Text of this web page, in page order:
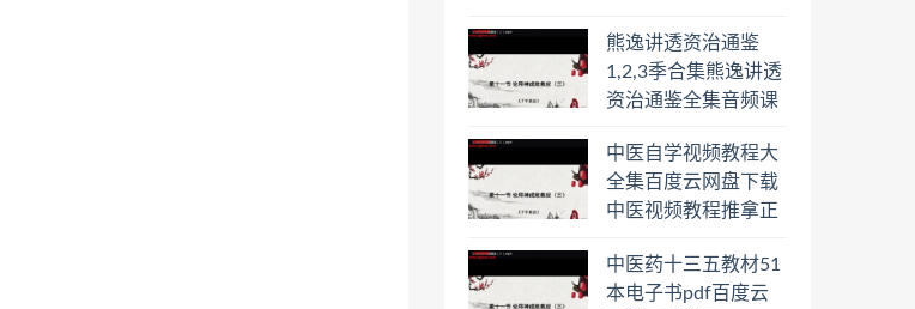
载学习
熊逸讲透资治通鉴
1,2,3季合集熊逸讲透
资治通鉴全集音频课
一二三辑合集百度云
网盘下载学习
中医自学视频教程大
全集百度云网盘下载
中医视频教程推拿正
经络脉诊面诊舌诊手
诊私密终身会员百度
中医药十三五教材51
本电子书pdf百度云